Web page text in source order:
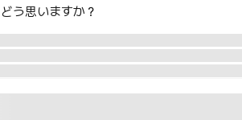
う思いますか？